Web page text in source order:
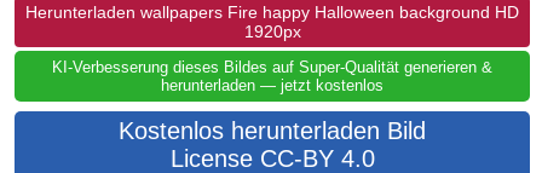
Herunterladen wallpapers Fire happy Halloween background HD
1920px
KI-Verbesserung dieses Bildes auf Super-Qualität generieren &
herunterladen — jetzt kostenlos
Kostenlos herunterladen Bild
License CC-BY 4.0